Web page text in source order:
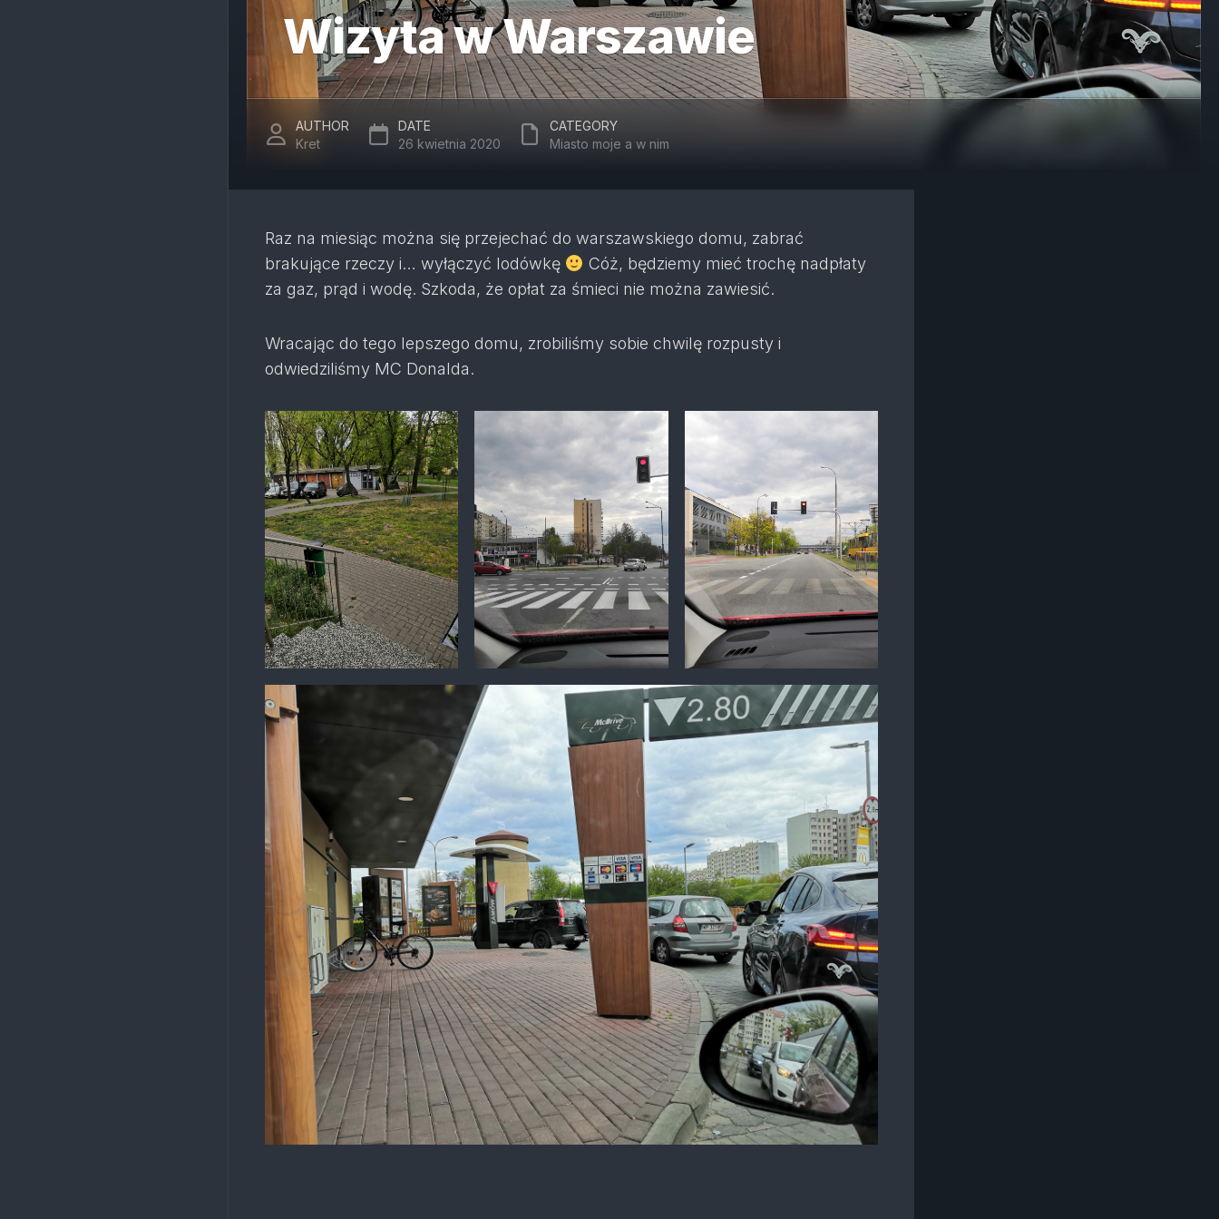
Wizyta w Warszawie
AUTHOR
Kret
DATE
26 kwietnia 2020
CATEGORY
Miasto moje a w nim
Raz na miesiąc można się przejechać do warszawskiego domu, zabrać
brakujące rzeczy i… wyłączyć lodówkę
Cóż, będziemy mieć trochę nadpłaty
za gaz, prąd i wodę. Szkoda, że opłat za śmieci nie można zawiesić.
Wracając do tego lepszego domu, zrobiliśmy sobie chwilę rozpusty i
odwiedziliśmy MC Donalda.